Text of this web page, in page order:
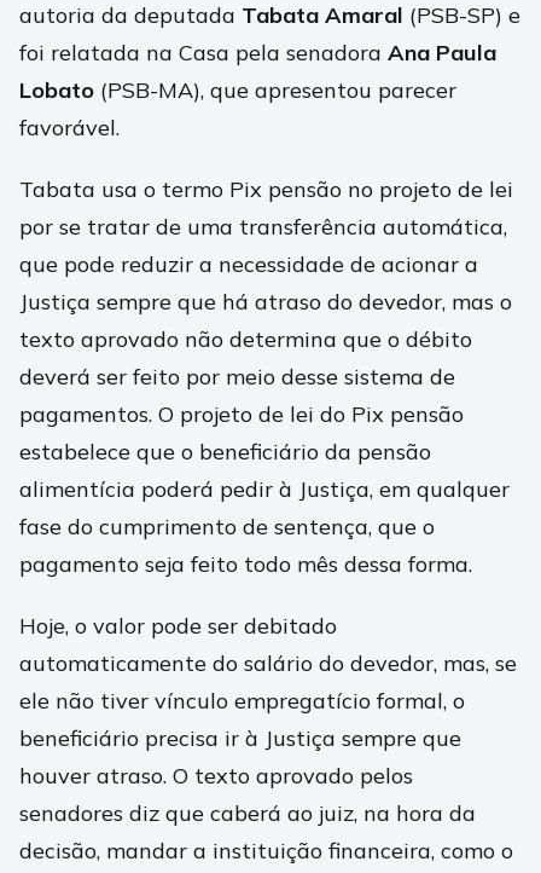
autoria da deputada Tabata Amaral (PSB-SP) e
foi relatada na Casa pela senadora Ana Paula
Lobato (PSB-MA), que apresentou parecer
favorável.
Tabata usa o termo Pix pensão no projeto de lei
por se tratar de uma transferência automática,
que pode reduzir a necessidade de acionar a
Justiça sempre que há atraso do devedor, mas o
texto aprovado não determina que o débito
deverá ser feito por meio desse sistema de
pagamentos. O projeto de lei do Pix pensão
estabelece que o beneficiário da pensão
alimentícia poderá pedir à Justiça, em qualquer
fase do cumprimento de sentença, que o
pagamento seja feito todo mês dessa forma.
Hoje, o valor pode ser debitado
automaticamente do salário do devedor, mas, se
ele não tiver vínculo empregatício formal, o
beneficiário precisa ir à Justiça sempre que
houver atraso. O texto aprovado pelos
senadores diz que caberá ao juiz, na hora da
decisão, mandar a instituição financeira, como o